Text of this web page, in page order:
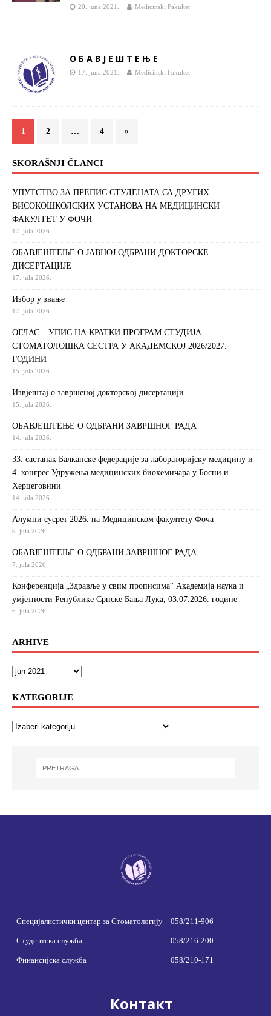
20. juna 2021. Medicinski Fakultet
О Б А В Ј Е Ш Т Е Њ Е
17. juna 2021. Medicinski Fakultet
1 2 … 4 »
SKORAŠNJI ČLANCI
УПУТСТВО ЗА ПРЕПИС СТУДЕНАТА СА ДРУГИХ
ВИСОКОШКОЛСКИХ УСТАНОВА НА МЕДИЦИНСКИ
ФАКУЛТЕТ У ФОЧИ
17. jula 2026.
ОБАВЈЕШТЕЊЕ О ЈАВНОЈ ОДБРАНИ ДОКТОРСКЕ
ДИСЕРТАЦИЈЕ
17. jula 2026.
Избор у звање
17. jula 2026.
ОГЛАС – УПИС НА КРАТКИ ПРОГРАМ СТУДИЈА
СТОМАТОЛОШКА СЕСТРА У АКАДЕМСКОЈ 2026/2027.
ГОДИНИ
15. jula 2026.
Извjeштaj o зaвршeнoj дoктoрскoj дисeртaциjи
15. jula 2026.
ОБАВЈЕШТЕЊЕ О ОДБРАНИ ЗАВРШНОГ РАДА
14. jula 2026.
33. састанак Балканске федерације за лабораторијску медицину и
4. конгрес Удружења медицинских биохемичара у Босни и
Херцеговини
14. jula 2026.
Алумни сусрет 2026. на Медицинском факултету Фоча
9. jula 2026.
ОБАВЈЕШТЕЊЕ О ОДБРАНИ ЗАВРШНОГ РАДА
7. jula 2026.
Конференција „Здравље у свим прописима“ Академија наука и
умјетности Републике Српске Бања Лука, 03.07.2026. године
6. jula 2026.
ARHIVE
KATEGORIJE
Специјалистички центар за Стоматологију 058/211-906
Студентска служба 058/216-200
Финансијска служба 058/210-171
Контакт